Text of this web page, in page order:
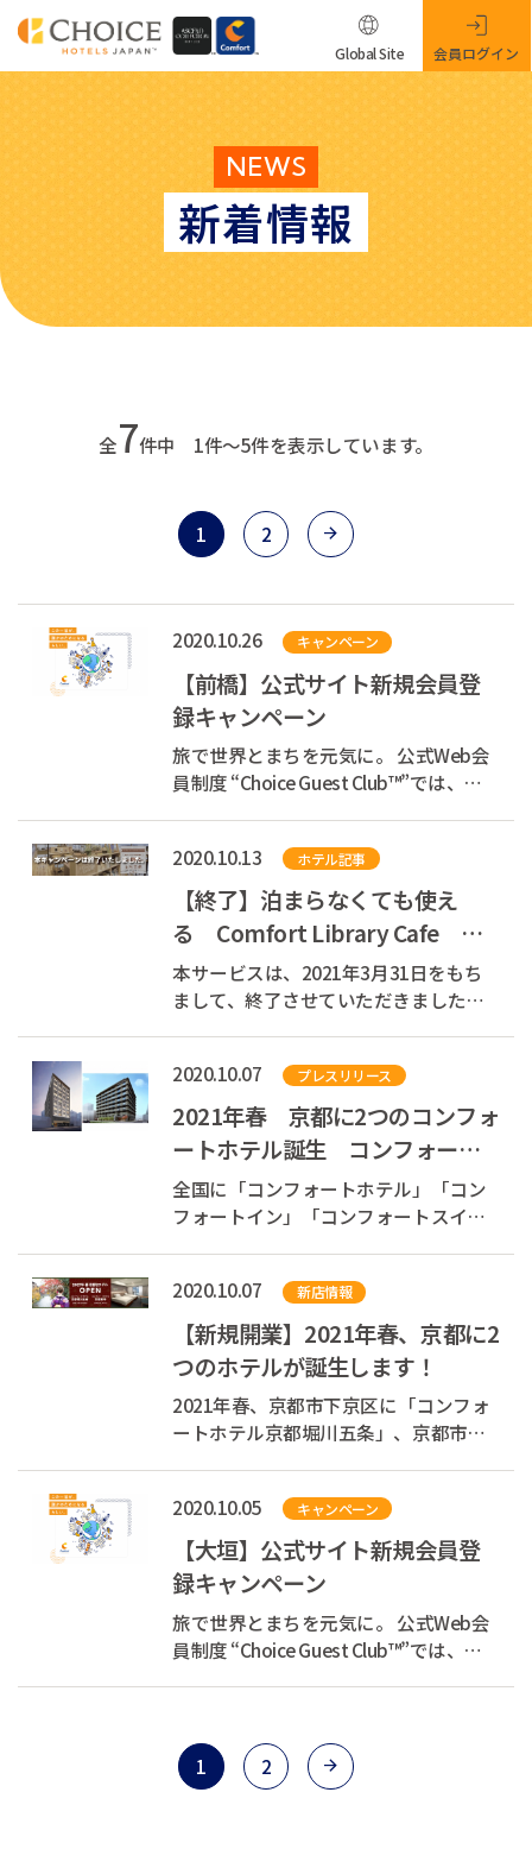
NEWS
新着情報
Global Site 会員ログイン
全7件中 1件～5件を表示しています。
1 2
2020.10.26 キャンペーン
【前橋】公式サイト新規会員登
録キャンペーン
旅で世界とまちを元気に。 公式Web会
員制度 “Choice Guest Club™”では、お
に、世界とまちを元気にできる、そん
な素敵な循環をつくります。 現在、会
員登録キャンペーン...
2020.10.13 ホテル記事
【終了】泊まらなくても使え
る Comfort Library Cafe ―
Share Space ―
本サービスは、2021年3月31日をもち
まして、終了させていただきました。
2020.10.07
プレスリリース
2021年春 京都に2つのコンフォ
ートホテル誕生 コンフォート
ホテル京都堀川五条 コンフォ
ートホテル京...
全国に「コンフォートホテル」「コン
フォートイン」「コンフォートスイー
代表取締役社長：村木 雄哉、以下チョ
イスホテルズジャパン）は、2021年3月
24日（水）、京都府京都市下京区に
「コンフ...
2020.10.07 新店情報
【新規開業】2021年春、京都に2
つのホテルが誕生します！
2021年春、京都市下京区に「コンフォ
ートホテル京都堀川五条」、京都市南
合計335室のコンフォートホテルが誕生
します。
2020.10.05 キャンペーン
【大垣】公式サイト新規会員登
録キャンペーン
旅で世界とまちを元気に。 公式Web会
員制度 “Choice Guest Club™”では、お
な素敵な循環をつくります。 現在、会
員登録キャンペーン...
1 2